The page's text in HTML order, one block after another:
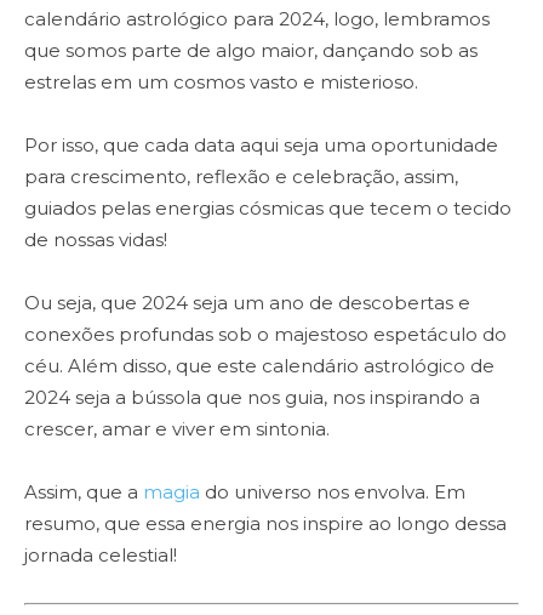
calendário astrológico para 2024, logo, lembramos
que somos parte de algo maior, dançando sob as
estrelas em um cosmos vasto e misterioso.
Por isso, que cada data aqui seja uma oportunidade
para crescimento, reflexão e celebração, assim,
guiados pelas energias cósmicas que tecem o tecido
de nossas vidas!
Ou seja, que 2024 seja um ano de descobertas e
conexões profundas sob o majestoso espetáculo do
céu. Além disso, que este calendário astrológico de
2024 seja a bússola que nos guia, nos inspirando a
crescer, amar e viver em sintonia.
Assim, que a magia do universo nos envolva. Em
resumo, que essa energia nos inspire ao longo dessa
jornada celestial!